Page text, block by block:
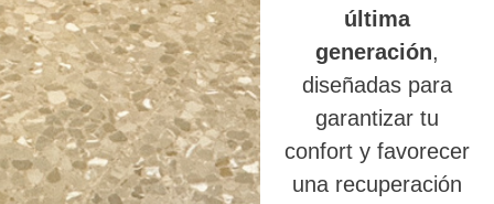
última
generación,
diseñadas para
garantizar tu
confort y favorecer
una recuperación